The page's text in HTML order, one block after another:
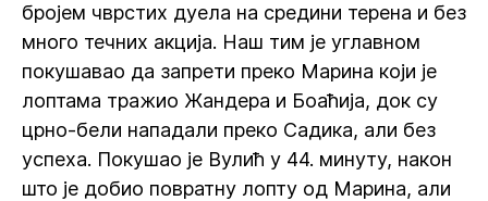
бројем чврстих дуела на средини терена и без
много течних акција. Наш тим је углавном
покушавао да запрети преко Марина који је
лоптама тражио Жандера и Боаћија, док су
црно-бели нападали преко Садика, али без
успеха. Покушао је Вулић у 44. минуту, након
што је добио повратну лопту од Марина, али